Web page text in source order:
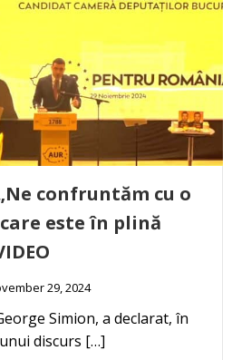
confruntăm cu o
este în plină
29, 2024
Simion, a declarat, în
discurs […]